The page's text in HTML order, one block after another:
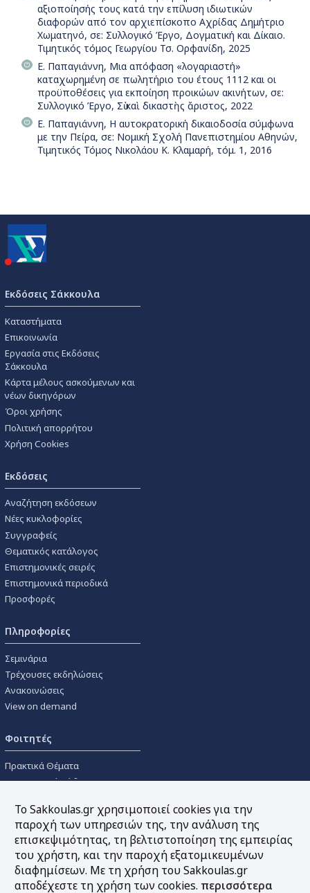
αξιοποίησής τους κατά την επίλυση ιδιωτικών
διαφορών από τον αρχιεπίσκοπο Αχρίδας Δημήτριο
Χωματηνό, σε: Συλλογικό Έργο, Δογματική και Δίκαιο.
Τιμητικός τόμος Γεωργίου Τσ. Ορφανίδη, 2025
Ε. Παπαγιάννη, Μια απόφαση «λογαριαστή»
καταχωρημένη σε πωλητήριο του έτους 1112 και οι
προϋποθέσεις για εκποίηση προικώων ακινήτων, σε:
Συλλογικό Έργο, Σὺ καὶ δικαστὴς ἄριστος, 2022
Ε. Παπαγιάννη, H αυτοκρατορική δικαιοδοσία σύμφωνα
με την Πείρα, σε: Νομική Σχολή Πανεπιστημίου Αθηνών,
Τιμητικός Τόμος Νικολάου Κ. Κλαμαρή, τόμ. 1, 2016
Εκδόσεις Σάκκουλα
Καταστήματα
Επικοινωνία
Εργασία στις Εκδόσεις
Σάκκουλα
Κάρτα μέλους ασκούμενων και
νέων δικηγόρων
Όροι χρήσης
Πολιτική απορρήτου
Χρήση Cookies
Εκδόσεις
Αναζήτηση εκδόσεων
Νέες κυκλοφορίες
Συγγραφείς
Θεματικός κατάλογος
Επιστημονικές σειρές
Επιστημονικά περιοδικά
Προσφορές
Πληροφορίες
Σεμινάρια
Τρέχουσες εκδηλώσεις
Ανακοινώσεις
View on demand
Φοιτητές
Πρακτικά Θέματα
Οικονομικοί Κώδικες
Συγγραμμάτων
Εργαλεία
Online υπολογισμός τόκων
Υπηρεσία Ηλεκτρονικής
Το Sakkoulas.gr χρησιμοποιεί cookies για την
παροχή των υπηρεσιών της, την ανάλυση της
επισκεψιμότητας, τη βελτιστοποίηση της εμπειρίας
του χρήστη, και την παροχή εξατομικευμένων
διαφημίσεων. Με τη χρήση του Sakkoulas.gr
αποδέχεστε τη χρήση των cookies. περισσότερα